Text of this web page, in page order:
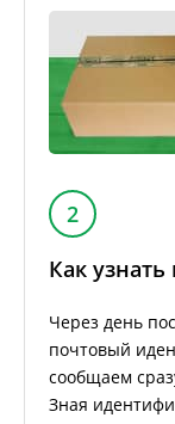
2
Как
Через день
почтовый
сообщаем
Зная